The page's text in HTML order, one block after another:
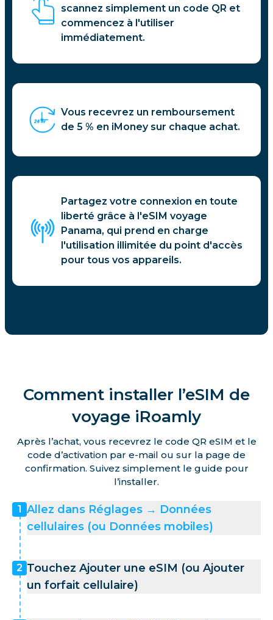
scannez simplement un code QR et
commencez à l'utiliser
immédiatement.
Vous recevrez un remboursement
de 5 % en iMoney sur chaque achat.
Partagez votre connexion en toute
liberté grâce à l'eSIM voyage
Panama, qui prend en charge
l'utilisation illimitée du point d'accès
pour tous vos appareils.
Comment installer l’eSIM de
voyage iRoamly
Après l’achat, vous recevrez le code QR eSIM et le
code d’activation par e-mail ou sur la page de
confirmation. Suivez simplement le guide pour
l’installer.
1 Allez dans Réglages → Données
cellulaires (ou Données mobiles)
2 Touchez Ajouter une eSIM (ou Ajouter
un forfait cellulaire)